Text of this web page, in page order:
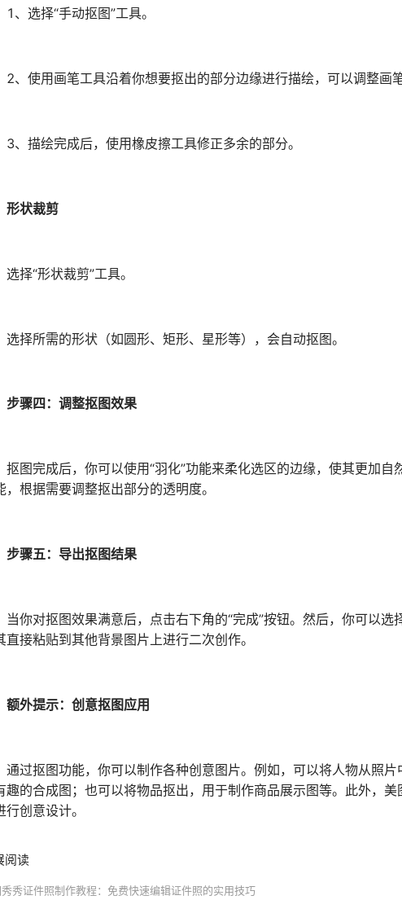
选择“手动抠图”工具。
使用画笔工具沿着你想要抠出的部分边缘进行描绘，可以调整画笔
描绘完成后，使用橡皮擦工具修正多余的部分。
形状裁剪
“形状裁剪”工具。
所需的形状（如圆形、矩形、星形等），会自动抠图。
步骤四：调整抠图效果
完成后，你可以使用“羽化”功能来柔化选区的边缘，使其更加自
，根据需要调整抠出部分的透明度。
步骤五：导出抠图结果
对抠图效果满意后，点击右下角的“完成”按钮。然后，你可以选
直接粘贴到其他背景图片上进行二次创作。
额外提示：创意抠图应用
抠图功能，你可以制作各种创意图片。例如，可以将人物从照片
趣的合成图；也可以将物品抠出，用于制作商品展示图等。此外，
行创意设计。
阅读
秀证件照制作教程：免费快速编辑证件照的实用技巧